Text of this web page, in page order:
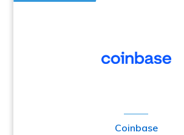
Coinbase